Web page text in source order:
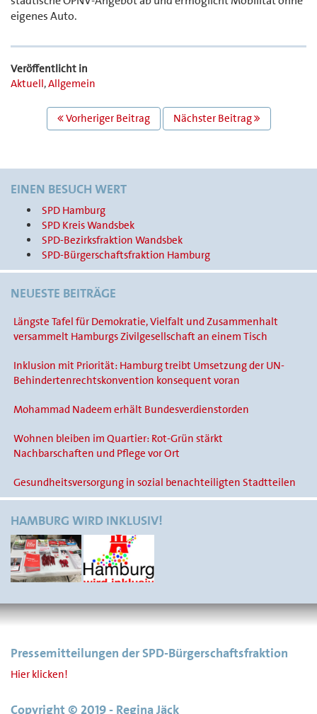
eigenes Auto.
Veröffentlicht in
Aktuell,Allgemein
BEITRAGS
NAVIGATION
Vorheriger Beitrag Nächster Beitrag
EINEN BESUCH WERT
SPD Hamburg
SPD Kreis Wandsbek
SPD-Bezirksfraktion Wandsbek
SPD-Bürgerschaftsfraktion Hamburg
NEUESTE BEITRÄGE
Längste Tafel für Demokratie, Vielfalt und Zusammenhalt
versammelt Hamburgs Zivilgesellschaft an einem Tisch
Inklusion mit Priorität: Hamburg treibt Umsetzung der UN-
Behindertenrechtskonvention konsequent voran
Mohammad Nadeem erhält Bundesverdienstorden
Wohnen bleiben im Quartier: Rot-Grün stärkt
Nachbarschaften und Pflege vor Ort
Gesundheitsversorgung in sozial benachteiligten Stadtteilen
HAMBURG WIRD INKLUSIV!
Pressemitteilungen der SPD-Bürgerschaftsfraktion
Hier klicken!
Copyright © 2019 - Regina Jäck